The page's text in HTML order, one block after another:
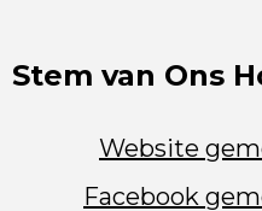
Stem van Ons
Website
Facebook